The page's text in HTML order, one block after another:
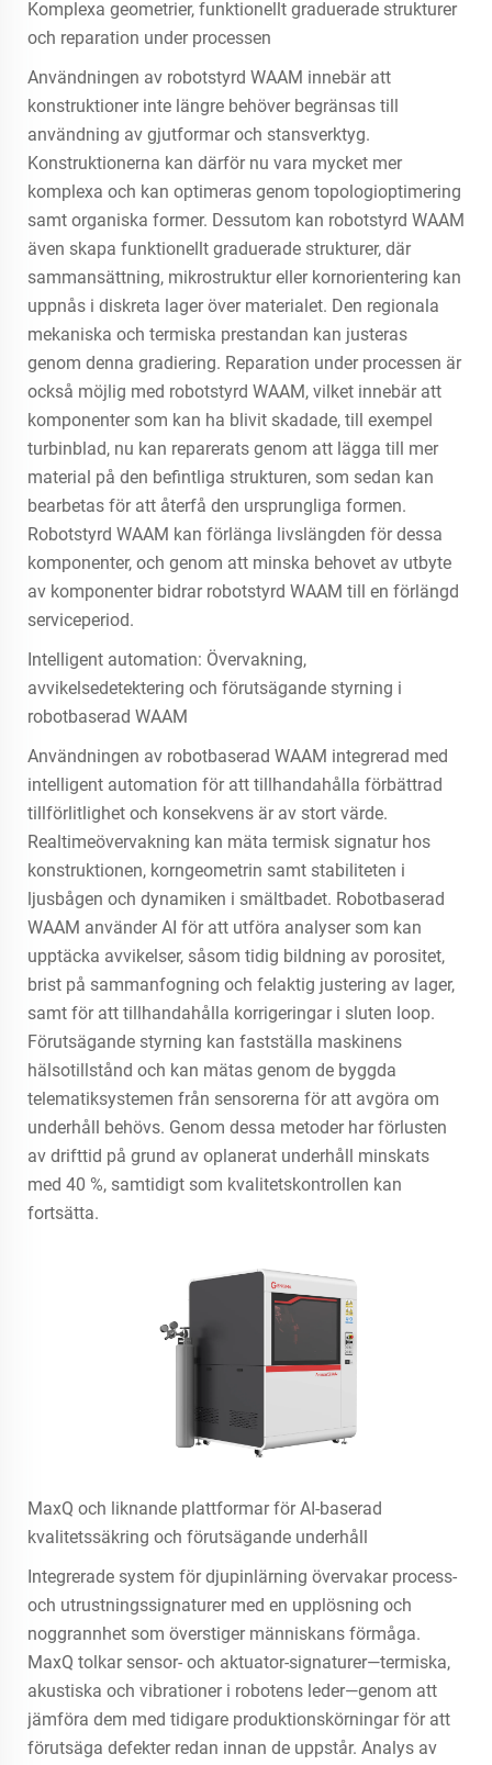
Komplexa geometrier, funktionellt graduerade strukturer
och reparation under processen
Användningen av robotstyrd WAAM innebär att
konstruktioner inte längre behöver begränsas till
användning av gjutformar och stansverktyg.
Konstruktionerna kan därför nu vara mycket mer
komplexa och kan optimeras genom topologioptimering
samt organiska former. Dessutom kan robotstyrd WAAM
även skapa funktionellt graduerade strukturer, där
sammansättning, mikrostruktur eller kornorientering kan
uppnås i diskreta lager över materialet. Den regionala
mekaniska och termiska prestandan kan justeras
genom denna gradiering. Reparation under processen är
också möjlig med robotstyrd WAAM, vilket innebär att
komponenter som kan ha blivit skadade, till exempel
turbinblad, nu kan reparerats genom att lägga till mer
material på den befintliga strukturen, som sedan kan
bearbetas för att återfå den ursprungliga formen.
Robotstyrd WAAM kan förlänga livslängden för dessa
komponenter, och genom att minska behovet av utbyte
av komponenter bidrar robotstyrd WAAM till en förlängd
serviceperiod.
Intelligent automation: Övervakning,
avvikelsedetektering och förutsägande styrning i
robotbaserad WAAM
Användningen av robotbaserad WAAM integrerad med
intelligent automation för att tillhandahålla förbättrad
tillförlitlighet och konsekvens är av stort värde.
Realtimeövervakning kan mäta termisk signatur hos
konstruktionen, korngeometrin samt stabiliteten i
ljusbågen och dynamiken i smältbadet. Robotbaserad
WAAM använder AI för att utföra analyser som kan
upptäcka avvikelser, såsom tidig bildning av porositet,
brist på sammanfogning och felaktig justering av lager,
samt för att tillhandahålla korrigeringar i sluten loop.
Förutsägande styrning kan fastställa maskinens
hälsotillstånd och kan mätas genom de byggda
telematiksystemen från sensorerna för att avgöra om
underhåll behövs. Genom dessa metoder har förlusten
av drifttid på grund av oplanerat underhåll minskats
med 40 %, samtidigt som kvalitetskontrollen kan
fortsätta.
MaxQ och liknande plattformar för AI-baserad
kvalitetssäkring och förutsägande underhåll
Integrerade system för djupinlärning övervakar process-
och utrustningssignaturer med en upplösning och
noggrannhet som överstiger människans förmåga.
MaxQ tolkar sensor- och aktuator-signaturer—termiska,
akustiska och vibrationer i robotens leder—genom att
jämföra dem med tidigare produktionskörningar för att
förutsäga defekter redan innan de uppstår. Analys av